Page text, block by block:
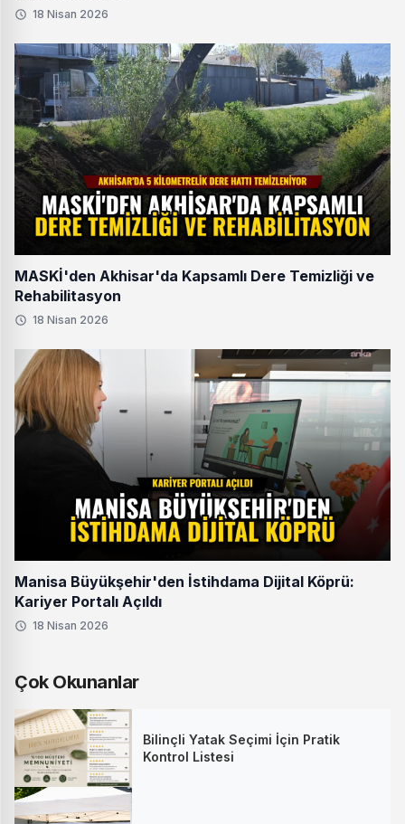
18 Nisan 2026
MASKİ'den Akhisar'da Kapsamlı Dere Temizliği ve
Rehabilitasyon
18 Nisan 2026
Manisa Büyükşehir'den İstihdama Dijital Köprü:
Kariyer Portalı Açıldı
18 Nisan 2026
Çok Okunanlar
Bilinçli Yatak Seçimi İçin Pratik
Kontrol Listesi